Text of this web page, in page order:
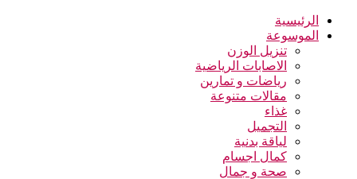
الرئيسية
الموسوعة
تنزيل الوزن
الاصابات الرياضية
رياضات و تمارين
مقالات متنوعة
غذاء
التجميل
لياقة بدنية
كمال اجسام
صحة و جمال